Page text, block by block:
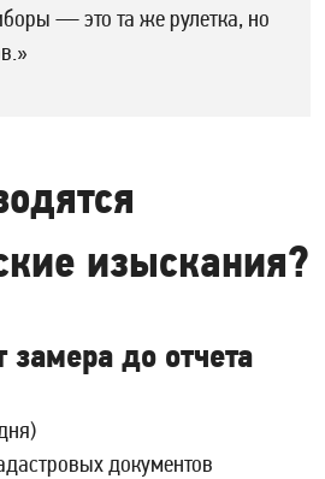
— это та же рулетка, но
изыскания?
замера до отчета
документов